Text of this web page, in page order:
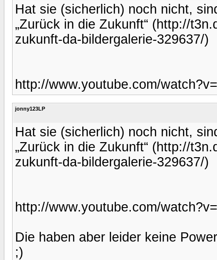
Hat sie (sicherlich) noch nicht,
„Zurück in die Zukunft“ (http://
zukunft-da-bildergalerie-329637/)
http://www.youtube.com/
jonny123LP
Hat sie (sicherlich) noch nicht,
„Zurück in die Zukunft“ (http://
zukunft-da-bildergalerie-329637/)
http://www.youtube.com/
Die haben aber leider keine
;)